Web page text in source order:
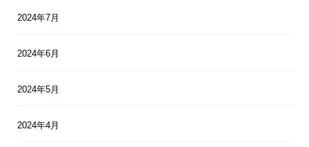
2024年7月
2024年6月
2024年5月
2024年4月